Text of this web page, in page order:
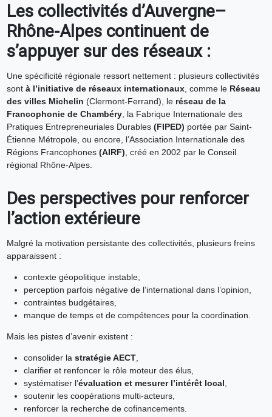
Les collectivités d’Auvergne–
Rhône-Alpes continuent de
s’appuyer sur des réseaux :
Une spécificité régionale ressort nettement : plusieurs collectivités
sont à l’initiative de réseaux internationaux, comme le Réseau
des villes Michelin (Clermont-Ferrand), le réseau de la
Francophonie de Chambéry, la Fabrique Internationale des
Pratiques Entrepreneuriales Durables(FIPED) portée par Saint-
Étienne Métropole, ou encore, l’Association Internationale des
Régions Francophones (AIRF) , créé en 2002 par le Conseil
régional Rhône-Alpes.
Des perspectives pour renforcer
l’action extérieure
Malgré la motivation persistante des collectivités, plusieurs freins
apparaissent :
contexte géopolitique instable,
perception parfois négative de l’international dans l’opinion,
contraintes budgétaires,
manque de temps et de compétences pour la coordination.
Mais les pistes d’avenir existent :
consolider la stratégie AECT,
clarifier et renfoncer le rôle moteur des élus,
systématiser l’évaluation et mesurer l’intérêt local
soutenir les coopérations multi-acteurs,
renforcer la recherche de cofinancements.